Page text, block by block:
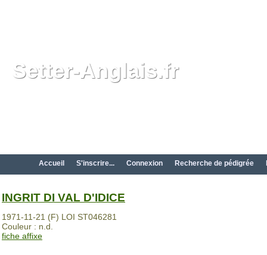
Setter-Anglais.fr
Accueil S'inscrire... Connexion Recherche de pédigrée
INGRIT DI VAL D'IDICE
1971-11-21 (F) LOI ST046281
Couleur : n.d.
fiche affixe